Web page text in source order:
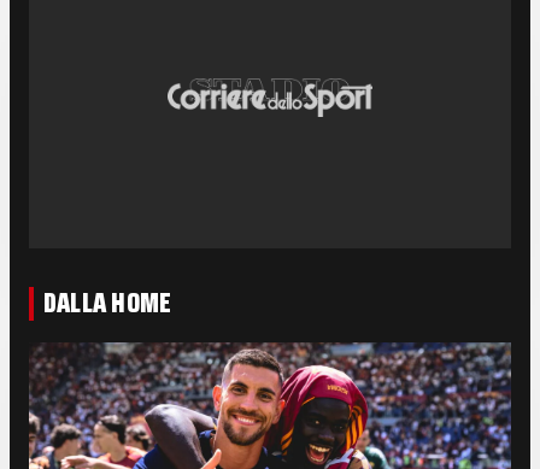
DALLA HOME